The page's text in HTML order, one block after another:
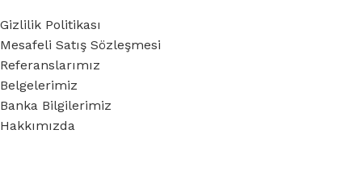
Gizlilik Politikası
Mesafeli Satış Sözleşmesi
Referanslarımız
Belgelerimiz
Banka Bilgilerimiz
Hakkımızda